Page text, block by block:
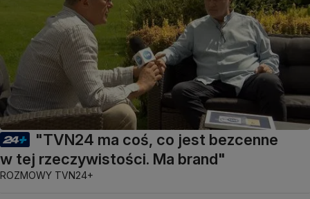
"TVN24 ma coś, co jest bezcenne
w tej rzeczywistości. Ma brand"
ROZMOWY TVN24+